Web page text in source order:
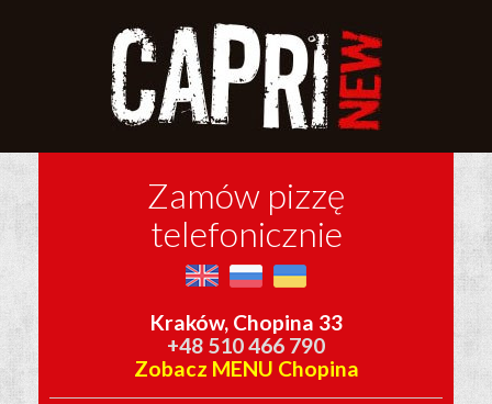
Zamów pizzę
telefonicznie
Kraków, Chopina 33
+48 510 466 790
Zobacz MENU Chopina